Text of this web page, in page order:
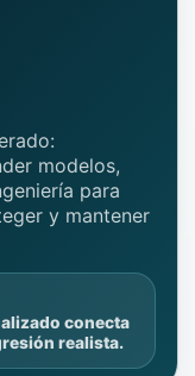
modelos,
para
y mantener
conecta
realista.